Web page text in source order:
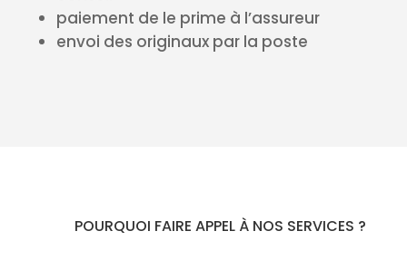
paiement de le prime à l’assureur
envoi des originaux par la poste
POURQUOI FAIRE APPEL À NOS SERVICES ?